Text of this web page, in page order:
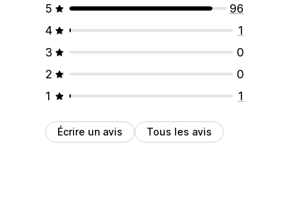
5
96
4
1
3
0
2
0
1
1
Écrire un avis Tous les avis